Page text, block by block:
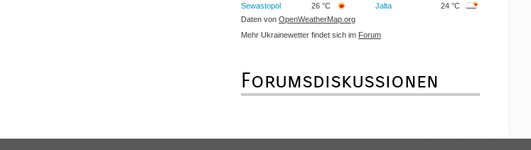
Sewastopol 26 °C Jalta
24 °C
Daten von OpenWeatherMap.org
Mehr Ukrainewetter findet sich im Forum
Forumsdiskussionen